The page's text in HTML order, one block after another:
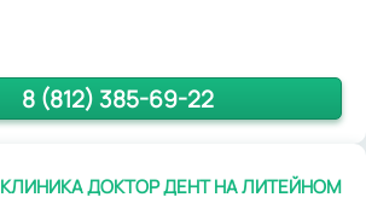
8 (812) 385-69-22
КЛИНИКА ДОКТОР ДЕНТ НА ЛИТЕЙНОМ